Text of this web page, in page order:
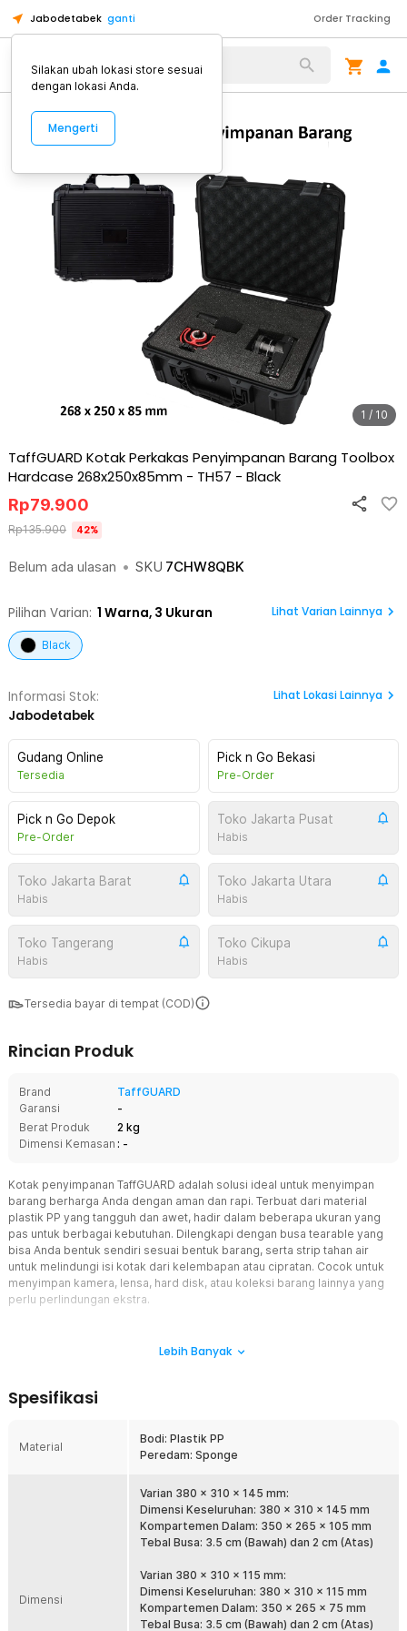
Jabodetabek ganti Order Tracking
Alat Kopi
1 / 10
TaffGUARD Kotak Perkakas Penyimpanan Barang Toolbox
Hardcase 268x250x85mm - TH57 - Black
Belum ada ulasan • SKU 7CHW8QBK
Rp79.900
Rp135.900 42%
Pilihan Varian: 1 Warna, 3 Ukuran Lihat Varian Lainnya
Black
Informasi Stok:
Jabodetabek
Lihat Lokasi Lainnya
Gudang Online
Tersedia
Pick n Go Bekasi
Pre-Order
Pick n Go Depok
Pre-Order
Toko Jakarta Pusat
Habis
Toko Jakarta Barat
Habis
Toko Jakarta Utara
Habis
Toko Tangerang
Habis
Toko Cikupa
Habis
Tersedia bayar di tempat (COD)
Rincian Produk
Brand
TaffGUARD
Garansi
-
Berat Produk
2 kg
Dimensi Kemasan : -
Kotak penyimpanan TaffGUARD adalah solusi ideal untuk menyimpan
barang berharga Anda dengan aman dan rapi. Terbuat dari material
plastik PP yang tangguh dan awet, hadir dalam beberapa ukuran yang
pas untuk berbagai kebutuhan. Dilengkapi dengan busa tearable yang
bisa Anda bentuk sendiri sesuai bentuk barang, serta strip tahan air
untuk melindungi isi kotak dari kelembapan atau cipratan. Cocok untuk
menyimpan kamera, lensa, hard disk, atau koleksi barang lainnya yang
perlu perlindungan ekstra.
tahan benturan dan tahan lama. Dengan konstruksi yang solid, Anda
mudah retak atau rusak. Ini menjadikannya pilihan yang andal untuk
penggunaan jangka panjang.
TaffGuard menyediakan beberapa ukuran yang berbeda untuk Anda
pilih sesuai kebutuhan penyimpanan. Mulai ukuran 280 x 310 x 145
mm, 380 x 310 x 115 mm, dan 268 x 250 x 85 mm. Dengan pilihan
ukuran ini, Anda bisa menyesuaikan dengan jenis dan jumlah barang
Di dalam kotak ini terdapat tearable sponge yang bisa Anda potong
atau bentuk sesuai bentuk barang yang akan disimpan. Fungsi busa
Lebih Banyak
Spesifikasi
Material
Bodi: Plastik PP
Peredam: Sponge
Dimensi
Varian 380 x 310 x 145 mm:
Dimensi Keseluruhan: 380 x 310 x 145 mm
Kompartemen Dalam: 350 x 265 x 105 mm
Tebal Busa: 3.5 cm (Bawah) dan 2 cm (Atas)
Varian 380 x 310 x 115 mm:
Dimensi Keseluruhan: 380 x 310 x 115 mm
Kompartemen Dalam: 350 x 265 x 75 mm
Tebal Busa: 3.5 cm (Bawah) dan 2 cm (Atas)
Silakan ubah lokasi store sesuai
dengan lokasi Anda.
Mengerti